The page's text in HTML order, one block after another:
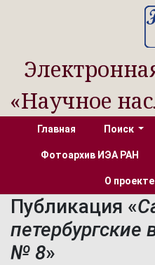
«Научное
Главная Поиск
Фотоархив ИЭА РАН
О проекте
Публикация «
петербургские
№ 8»